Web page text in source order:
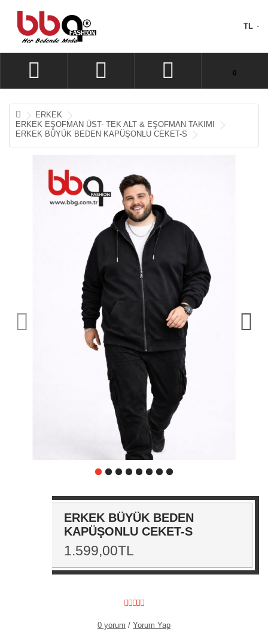
TL
HESABIM
A. LISTEM (0)
KASAYA GIT
KAYIT OL
0
ERKEK
ERKEK EŞOFMAN ÜST- TEK ALT & EŞOFMAN TAKIMI
ERKEK BÜYÜK BEDEN KAPÜŞONLU CEKET-S
ERKEK BÜYÜK BEDEN
KAPÜŞONLU CEKET-S
1.599,00TL
0 yorum / Yorum Yap